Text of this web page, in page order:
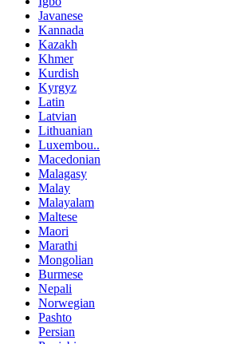
Javanese
Kannada
Kazakh
Khmer
Kurdish
Kyrgyz
Latin
Latvian
Lithuanian
Luxembou..
Macedonian
Malagasy
Malay
Malayalam
Maltese
Maori
Marathi
Mongolian
Burmese
Nepali
Norwegian
Pashto
Persian